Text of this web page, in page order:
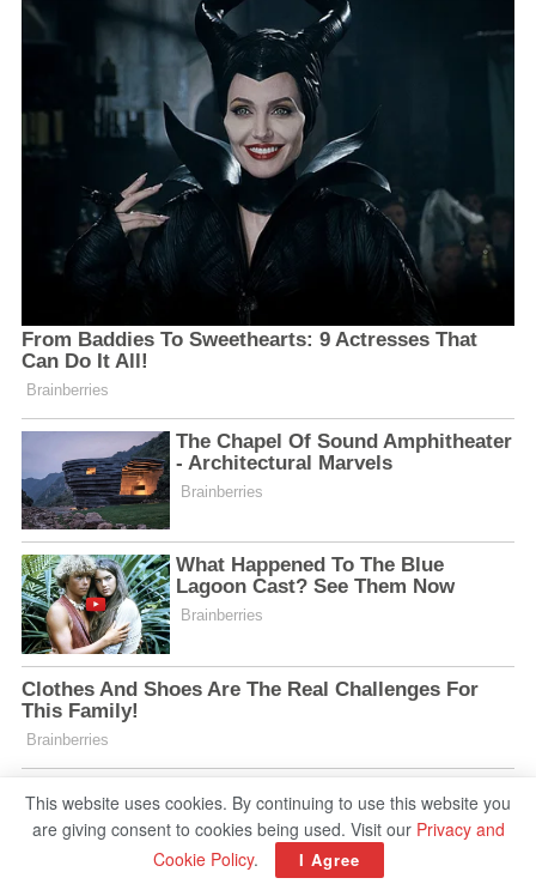
This website uses cookies. By continuing to use this website you
are giving consent to cookies being used. Visit our Privacy and
Cookie Policy. I Agree